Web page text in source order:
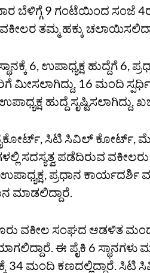
ಬೆಳಿಗ್ಗೆ 9 ಗಂಟೆಯಿಂದ ಸಂಜೆ
ತಮ್ಮ ಹಕ್ಕು
ಸ್ಥಾನಕ್ಕೆ 6, ಉಪಾಧ್ಯಕ್ಷ ಹುದ್ದೆಗೆ
ಮೀಸಲಾಗಿದ್ದು, 16 ಮಂದಿ
ಹುದ್ದೆ
ಸಿಟಿ ಸಿವಿಲ್‌ ಕೋರ್ಟ್‌,
ಸದಸ್ಯತ್ವ ಪಡೆದಿರುವ
ಉಪಾಧ್ಯಕ್ಷ, ಪ್ರಧಾನ ಕಾರ್ಯದರ್ಶಿ
ಮಾಡಲಿದ್ದಾರೆ.
ವಕೀಲ ಸಂಘದ ಆಡಳಿತ
ಈ ಪೈಕಿ 6 ಸ್ಥಾನಗಳು
34 ಮಂದಿ ಕಣದಲ್ಲಿದ್ದಾರೆ.